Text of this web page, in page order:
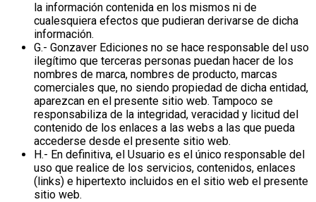
la información contenida en los mismos ni de
cualesquiera efectos que pudieran derivarse de dicha
información.
G.- Gonzaver Ediciones no se hace responsable del uso
ilegítimo que terceras personas puedan hacer de los
nombres de marca, nombres de producto, marcas
comerciales que, no siendo propiedad de dicha entidad,
aparezcan en el presente sitio web. Tampoco se
responsabiliza de la integridad, veracidad y licitud del
contenido de los enlaces a las webs a las que pueda
accederse desde el presente sitio web.
H.- En definitiva, el Usuario es el único responsable del
uso que realice de los servicios, contenidos, enlaces
(links) e hipertexto incluidos en el sitio web el presente
sitio web.